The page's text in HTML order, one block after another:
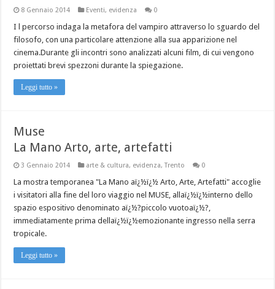
8 Gennaio 2014 Eventi, evidenza 0
I l percorso indaga la metafora del vampiro attraverso lo sguardo del
filosofo, con una particolare attenzione alla sua apparizione nel
cinema.Durante gli incontri sono analizzati alcuni film, di cui vengono
proiettati brevi spezzoni durante la spiegazione.
Leggi tutto »
Muse
La Mano Arto, arte, artefatti
3 Gennaio 2014 arte & cultura, evidenza,Trento 0
La mostra temporanea "La Mano aï¿½ï¿½ Arto, Arte, Artefatti" accoglie
i visitatori alla fine del loro viaggio nel MUSE, allaï¿½ï¿½interno dello
spazio espositivo denominato aï¿½?piccolo vuotoaï¿½?,
immediatamente prima dellaï¿½ï¿½emozionante ingresso nella serra
tropicale.
Leggi tutto »